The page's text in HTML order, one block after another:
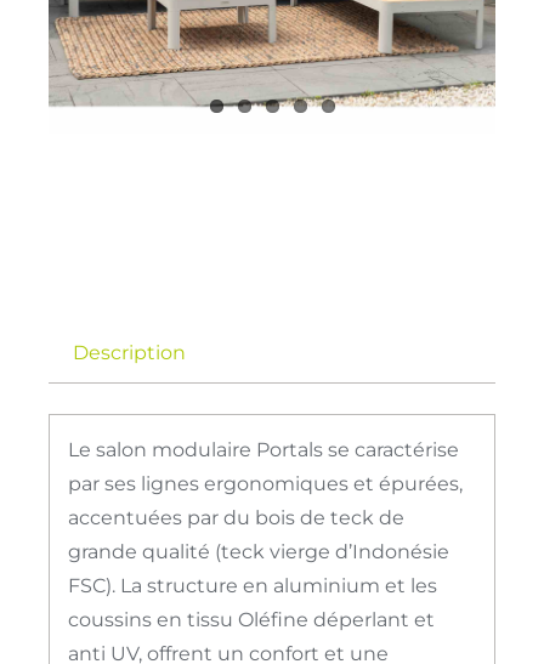
Description
Le salon modulaire Portals se caractérise
par ses lignes ergonomiques et épurées,
accentuées par du bois de teck de
grande qualité (teck vierge d’Indonésie
FSC). La structure en aluminium et les
coussins en tissu Oléfine déperlant et
anti UV, offrent un confort et une